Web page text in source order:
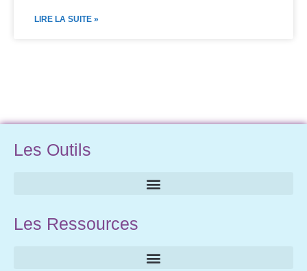
LIRE LA SUITE »
Les Outils
Les Ressources